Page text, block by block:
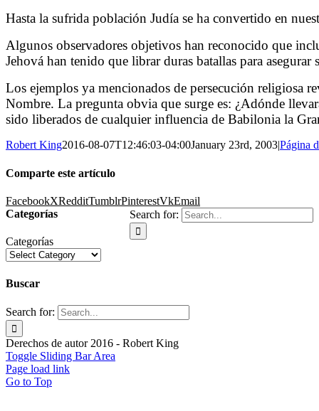
Hasta la sufrida población Judía se ha convertido en
Algunos observadores objetivos han reconocido que
Jehová han tenido que librar duras batallas para asegurar
Los ejemplos ya mencionados de persecución religiosa
Nombre. La pregunta obvia que surge es: ¿Adónde
sido liberados de cualquier influencia de Babilonia la
Robert King2016-08-07T12:46:03-04:00January 23rd, 2003|Página
Comparte este artículo
FacebookXRedditTumblrPinterestVkEmail
Search for:
Categorías
Categorías
Buscar
Search for:
Derechos de autor 2016 - Robert King
Toggle Sliding Bar Area
Page load link
Go to Top